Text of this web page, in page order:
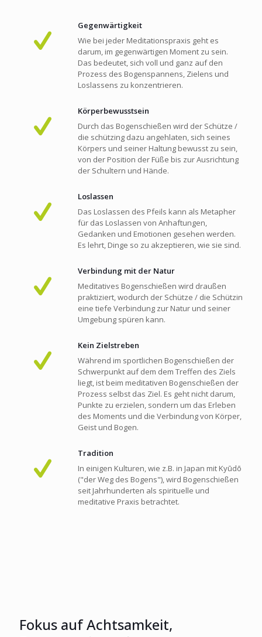
Gegenwärtigkeit
Wie bei jeder Meditationspraxis geht es
darum, im gegenwärtigen Moment zu sein.
Das bedeutet, sich voll und ganz auf den
Prozess des Bogenspannens, Zielens und
Loslassens zu konzentrieren.
Körperbewusstsein
Durch das Bogenschießen wird der Schütze /
die schützing dazu angehlaten, sich seines
Körpers und seiner Haltung bewusst zu sein,
von der Position der Füße bis zur Ausrichtung
der Schultern und Hände.
Loslassen
Das Loslassen des Pfeils kann als Metapher
für das Loslassen von Anhaftungen,
Gedanken und Emotionen gesehen werden.
Es lehrt, Dinge so zu akzeptieren, wie sie sind.
Verbindung mit der Natur
Meditatives Bogenschießen wird draußen
praktiziert, wodurch der Schütze / die Schützin
eine tiefe Verbindung zur Natur und seiner
Umgebung spüren kann.
Kein Zielstreben
Während im sportlichen Bogenschießen der
Schwerpunkt auf dem dem Treffen des Ziels
liegt, ist beim meditativen Bogenschießen der
Prozess selbst das Ziel. Es geht nicht darum,
Punkte zu erzielen, sondern um das Erleben
des Moments und die Verbindung von Körper,
Geist und Bogen.
Tradition
In einigen Kulturen, wie z.B. in Japan mit Kyūdō
("der Weg des Bogens"), wird Bogenschießen
seit Jahrhunderten als spirituelle und
meditative Praxis betrachtet.
Fokus auf Achtsamkeit,